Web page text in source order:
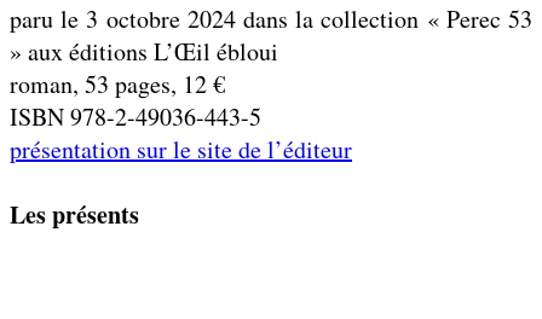
paru le 3 octobre 2024 dans la collection « Perec 53
» aux éditions L’Œil ébloui
roman, 53 pages, 12 €
ISBN 978-2-49036-443-5
présentation sur le site de l’éditeur
Les présents